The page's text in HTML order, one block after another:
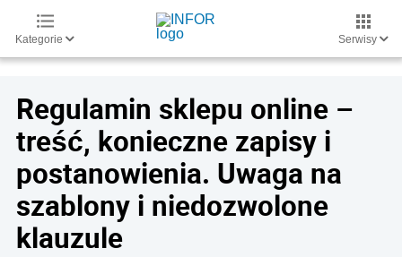
Kategorie Serwisy
Regulamin sklepu online –
treść, konieczne zapisy i
postanowienia. Uwaga na
szablony i niedozwolone
klauzule